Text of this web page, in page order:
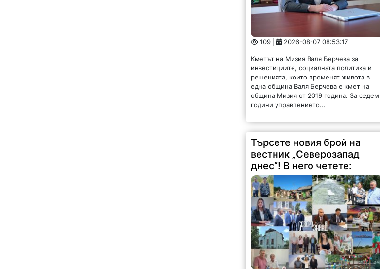
109 | 2026-08-07 08:53:17
Кметът на Мизия Валя Берчева за
инвестициите, социалната политика и
решенията, които променят живота в
една община Валя Берчева е кмет на
община Мизия от 2019 година. За седем
години управлението...
Търсете новия брой на
вестник „Северозапад
днес“! В него четете: